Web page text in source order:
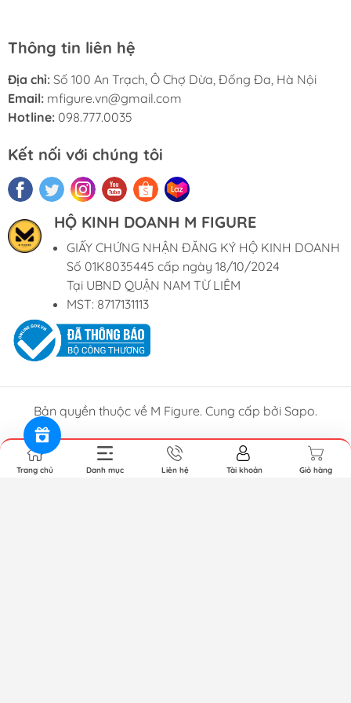
Thông tin liên hệ
Địa chỉ: Số 100 An Trạch, Ô Chợ Dừa, Đống Đa, Hà Nội
Email: mfigure.vn@gmail.com
Hotline: 098.777.0035
Kết nối với chúng tôi
HỘ KINH DOANH M FIGURE
GIẤY CHỨNG NHẬN ĐĂNG KÝ HỘ KINH DOANH
Số 01K8035445 cấp ngày 18/10/2024
Tại UBND QUẬN NAM TỪ LIÊM
MST: 8717131113
Bản quyền thuộc về M Figure. Cung cấp bởi Sapo.
Trang chủ Danh mục Liên hệ Tài khoản Giỏ hàng